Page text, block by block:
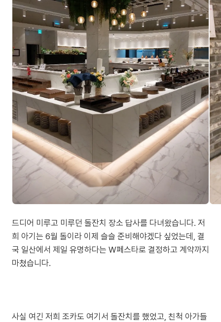
드디어 미루고 미루던 돌잔치 장소 답사를 다녀왔습니다. 저
희 아기는 6월 돌이라 이제 슬슬 준비해야겠다 싶었는데, 결
국 일산에서 제일 유명하다는 W페스타로 결정하고 계약까지
마쳤습니다.
사실 여긴 저희 조카도 여기서 돌잔치를 했었고, 친척 아가들